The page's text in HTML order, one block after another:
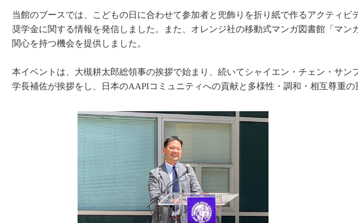
当館のブースでは、こどもの日に合わせて参加者と兜飾りを折り紙で作るアクティ
奨学金に関する情報を発信しました。また、オレンジ社の移動式マンガ図書館「マ
関心を持つ機会を提供しました。
本イベントは、大槻耕太郎総領事の挨拶で始まり、続いてシャイエン・チェン・サ
学長補佐が挨拶をし、日本のAAPIコミュニティへの貢献と多様性・調和・相互尊重の